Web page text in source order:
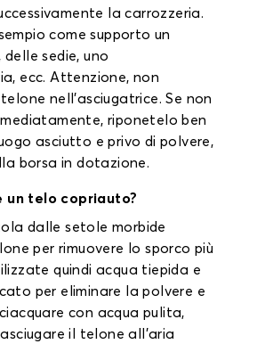
la carrozzeria.
come supporto un
sedie, uno
ecc. Attenzione, non
nell'asciugatrice. Se non
riponetelo ben
asciutto e privo di polvere,
borsa in dotazione.
un telo copriauto?
dalle setole morbide
per rimuovere lo sporco più
quindi acqua tiepida e
per eliminare la polvere e
con acqua pulita,
il telone all'aria